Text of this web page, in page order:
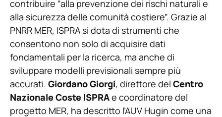
contribuire “alla prevenzione dei rischi naturali e
alla sicurezza delle comunità costiere”. Grazie al
PNRR MER, ISPRA si dota di strumenti che
consentono non solo di acquisire dati
fondamentali per la ricerca, ma anche di
sviluppare modelli previsionali sempre più
accurati. Giordano Giorgi, direttore del Centro
Nazionale Coste ISPRAe coordinatore del
progetto MER, ha descritto l’AUV Hugin come una